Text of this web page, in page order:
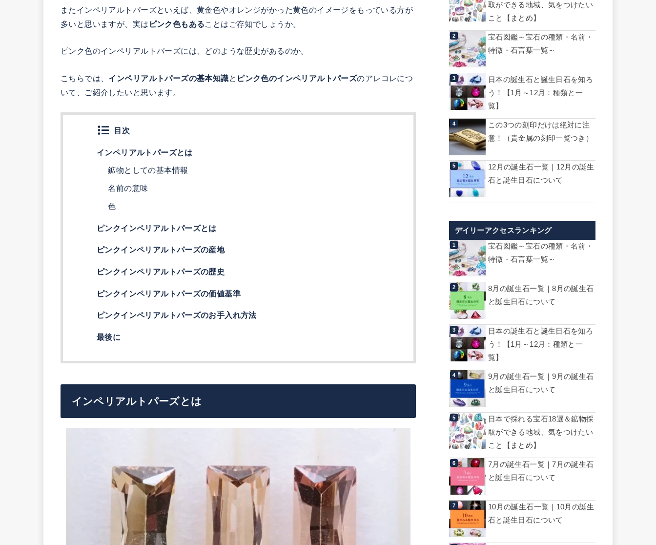
またインペリアルトパーズといえば、黄金色やオレンジがかった黄色のイメージをもっている方が
多いと思いますが、実は ピンク色もあることはご存知でしょうか。
ピンク色のインペリアルトパーズには、どのような歴史があるのか。
こちらでは、 インペリアルトパーズの基本知識と ピンク色のインペリアルトパーズのアレコレにつ
いて、ご紹介したいと思います。
目次
インペリアルトパーズとは
鉱物としての基本情報
名前の意味
色
ピンクインペリアルトパーズとは
ピンクインペリアルトパーズの産地
ピンクインペリアルトパーズの歴史
ピンクインペリアルトパーズの価値基準
ピンクインペリアルトパーズのお手入れ方法
最後に
インペリアルトパーズとは
取ができる地域、気をつけたい
こと【まとめ】
宝石図鑑～宝石の種類・名前・
特徴・石言葉一覧～
日本の誕生石と誕生日石を知ろ
う！【1月～12月：種類と一
覧】
この3つの刻印だけは絶対に注
意！（貴金属の刻印一覧つき）
12月の誕生石一覧｜12月の誕生
石と誕生日石について
デイリーアクセスランキング
宝石図鑑～宝石の種類・名前・
特徴・石言葉一覧～
8月の誕生石一覧｜8月の誕生石
と誕生日石について
日本の誕生石と誕生日石を知ろ
う！【1月～12月：種類と一
覧】
9月の誕生石一覧｜9月の誕生石
と誕生日石について
日本で採れる宝石18選＆鉱物採
取ができる地域、気をつけたい
こと【まとめ】
7月の誕生石一覧｜7月の誕生石
と誕生日石について
10月の誕生石一覧｜10月の誕生
石と誕生日石について